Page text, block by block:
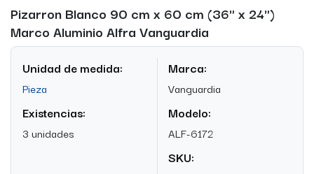
Pizarron Blanco 90 cm x 60 cm (36" x 24")
Marco Aluminio Alfra Vanguardia
Unidad de medida:
Pieza
Existencias:
3 unidades
Marca:
Vanguardia
Modelo:
ALF-6172
SKU: